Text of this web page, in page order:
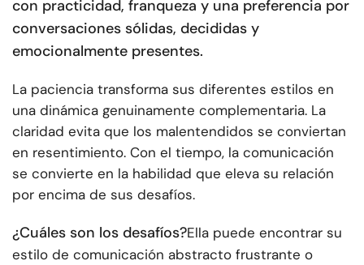
con practicidad, franqueza y una preferencia por
conversaciones sólidas, decididas y
emocionalmente presentes.
La paciencia transforma sus diferentes estilos en
una dinámica genuinamente complementaria. La
claridad evita que los malentendidos se conviertan
en resentimiento. Con el tiempo, la comunicación
se convierte en la habilidad que eleva su relación
por encima de sus desafíos.
¿Cuáles son los desafíos?Ella puede encontrar su
estilo de comunicación abstracto frustrante o